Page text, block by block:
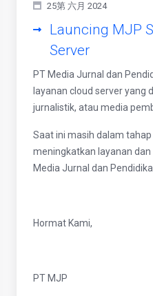
25第 六月 2024
Launcing MJP
Server
PT Media Jurnal dan
layanan cloud server yang
jurnalistik, atau media
Saat ini masih dalam
meningkatkan layanan
Media Jurnal dan
Hormat Kami,
PT MJP